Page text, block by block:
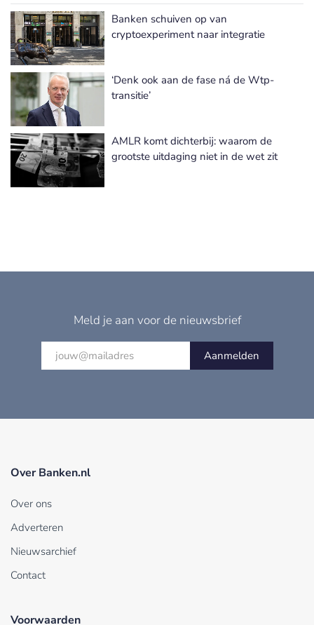
Meer Wet- en Regelgeving nieuws
Banken schuiven op van
cryptoexperiment naar integratie
‘Denk ook aan de fase ná de Wtp-
transitie’
AMLR komt dichterbij: waarom de
grootste uitdaging niet in de wet zit
Meld je aan voor de nieuwsbrief
Aanmelden
Over Banken.nl
Over ons
Adverteren
Nieuwsarchief
Contact
Voorwaarden